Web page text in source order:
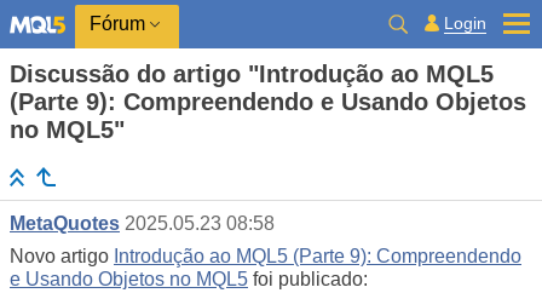
Fórum Login
Discussão do artigo "Introdução ao MQL5
(Parte 9): Compreendendo e Usando Objetos
no MQL5"
MetaQuotes 2025.05.23 08:58
Novo artigo Introdução ao MQL5 (Parte 9): Compreendendo
e Usando Objetos no MQL5 foi publicado: